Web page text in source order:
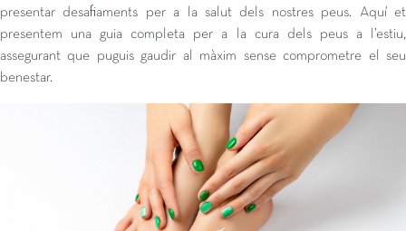
presentar desafiaments per a la salut dels nostres peus. Aquí et
presentem una guia completa per a la cura dels peus a l’estiu,
assegurant que puguis gaudir al màxim sense comprometre el seu
benestar.